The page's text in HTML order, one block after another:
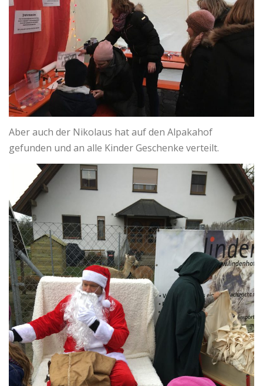
Aber auch der Nikolaus hat auf den Alpakahof
gefunden und an alle Kinder Geschenke verteilt.